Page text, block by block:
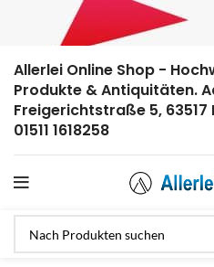
Allerlei Online Shop -
Produkte & Antiquitäten.
Freigerichtstraße 5,
01511 1618258